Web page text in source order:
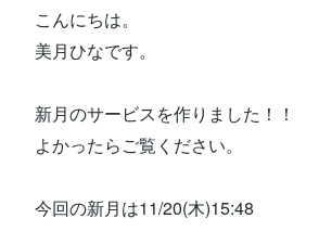
こんにちは。
美月ひなです。
新月のサービスを作りました！！
よかったらご覧ください。
今回の新月は11/20(木)15:48